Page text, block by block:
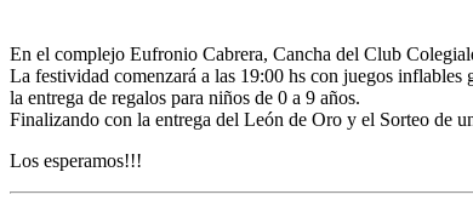
En el complejo Eufronio Cabrera, Cancha del Club
La festividad comenzará a las 19:00 hs con juegos
la entrega de regalos para niños de 0 a 9 años.
Finalizando con la entrega del León de Oro y el Sorteo de
Los esperamos!!!